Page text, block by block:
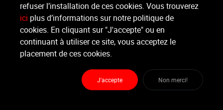
Moniteur
Floriane Kozub
Lieu : École St-Servais (hall omnisports)
Rue Lambert le Bègue 44 - 4000 Liège
refuser l’installation de ces cookies. Vous trouverez
ici plus d’informations sur notre politique de
cookies. En cliquant sur "J'accepte" ou en
continuant à utiliser ce site, vous acceptez le
placement de ces cookies.
J'accepte Non merci!